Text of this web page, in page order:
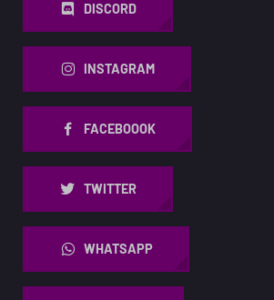
DISCORD
INSTAGRAM
FACEBOOOK
TWITTER
WHATSAPP